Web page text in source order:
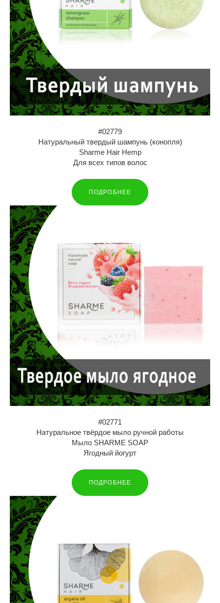
#02779
Натуральный твердый шампунь (конопля)
Sharme Hair Hemp
Для всех типов волос
ПОДРОБНЕЕ
#02771
Натуральное твёрдое мыло ручной работы
Мыло SHARME SOAP
Ягодный йогурт
ПОДРОБНЕЕ